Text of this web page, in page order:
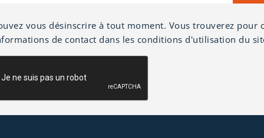
vous désinscrire à tout moment. Vous trouverez pour
de contact dans les conditions d'utilisation du